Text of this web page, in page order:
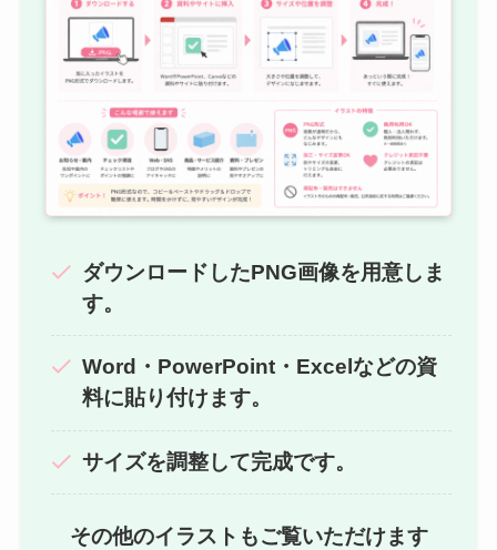
ダウンロードしたPNG画像を用意しま
す。
Word・PowerPoint・Excelなどの資
料に貼り付けます。
サイズを調整して完成です。
その他のイラストもご覧いただけます